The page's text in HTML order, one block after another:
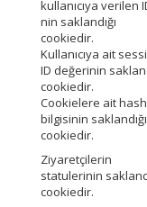
kullanıcıya verilen
nin saklandığı
cookiedir.
Kullanıcıya ait
ID değerinin
cookiedir.
Cookielere ait hash
bilgisinin saklandığı
cookiedir.
Ziyaretçilerin
statulerinin
cookiedir.